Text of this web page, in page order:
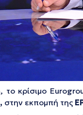
κρίσιμο
στην εκπομπή της